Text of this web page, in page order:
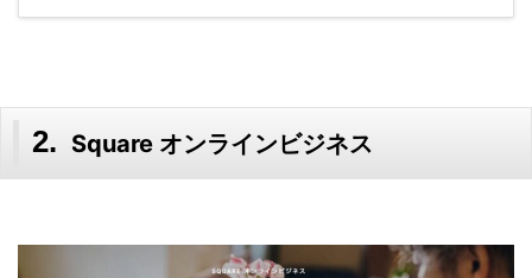
Square オンラインビジネス